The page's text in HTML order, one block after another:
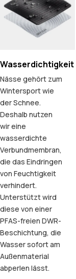
Wasserdichtigkeit
Nässe gehört zum
Wintersport wie
der Schnee.
Deshalb nutzen
wir eine
wasserdichte
Verbundmembran,
die das Eindringen
von Feuchtigkeit
verhindert.
Unterstützt wird
diese von einer
PFAS-freien DWR-
Beschichtung, die
Wasser sofort am
Außenmaterial
abperlen lässt.